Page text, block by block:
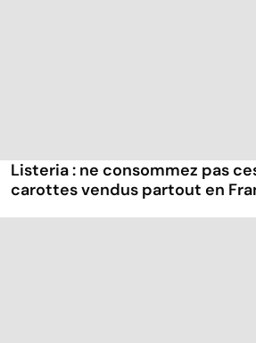
Listeria : ne consommez pas
carottes vendus partout en